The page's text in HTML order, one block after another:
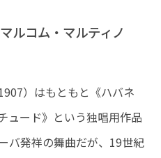
ルコム・マルティノ
1907）はもともと《ハバネ
ュード》という独唱用作品
バ発祥の舞曲だが、19世紀